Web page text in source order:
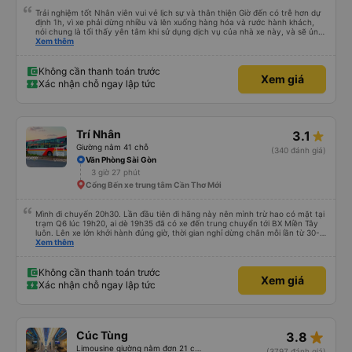
Trải nghiệm tốt Nhân viên vui vẻ lịch sự và thân thiện Giờ đến có trễ hơn dự
định 1h, vì xe phải dừng nhiều và lên xuống hàng hóa và rước hành khách,
nói chung là tối thấy yên tâm khi sử dụng dịch vụ của nhà xe này, và sẽ ủng
hộ và giới thiệu cho người thân sử dụng dịch vụ của nhà xe này
Xem thêm
Không cần thanh toán trước
Xác nhận chỗ ngay lập tức
Xem giá
Trí Nhân
Giường nằm 41 chỗ
3.1
(340 đánh giá)
Văn Phòng Sài Gòn
3 giờ 27 phút
Cổng Bến xe trung tâm Cần Thơ Mới
Mình đi chuyến 20h30. Lần đầu tiên đi hãng này nên mình trừ hao có mặt tại
trạm Q6 lúc 19h20, ai dè 19h35 đã có xe đến trung chuyển tới BX Miền Tây
luôn. Lên xe lớn khởi hành đúng giờ, thời gian nghỉ dừng chân mỗi lần từ 30-
45 phút. Đến trạm Giá Rai thì có xe trung chuyển chờ sẵn chở đến nơi.
Xem thêm
Không cần thanh toán trước
Xác nhận chỗ ngay lập tức
Xem giá
Cúc Tùng 3.8 star_rate